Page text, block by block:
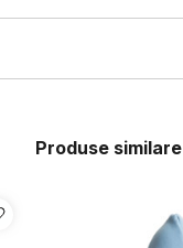
Produse similare